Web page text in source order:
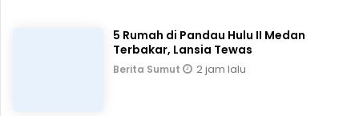
5 Rumah di Pandau Hulu II Medan
Terbakar, Lansia Tewas
Berita Sumut 2 jam lalu